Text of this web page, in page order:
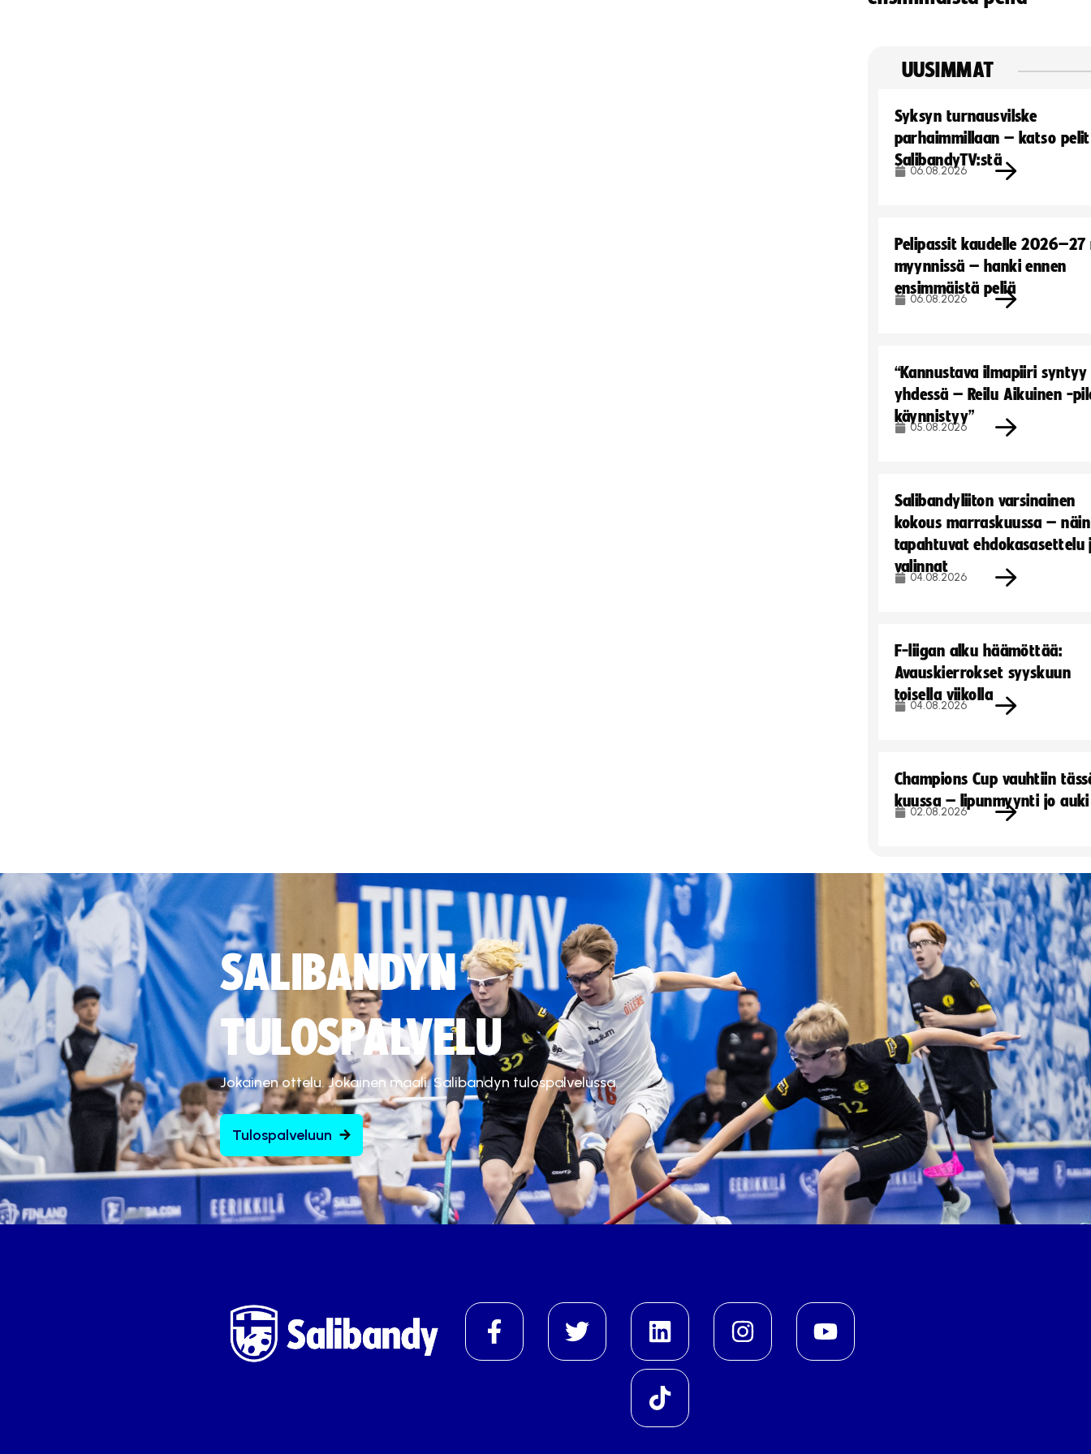
UUSIMMAT
Syksyn turnausvilske
parhaimmillaan – katso pelit
SalibandyTV:stä
06.08.2026
Pelipassit kaudelle
myynnissä – hanki ennen
ensimmäistä peliä
06.08.2026
“Kannustava ilmapiiri syntyy
yhdessä – Reilu Aikuinen -
käynnistyy”
05.08.2026
Salibandyliiton varsinainen
kokous marraskuussa – näin
tapahtuvat ehdokasasettelu
valinnat
04.08.2026
F-liigan alku häämöttää:
Avauskierrokset syyskuun
toisella viikolla
04.08.2026
Champions Cup vauhtiin
kuussa – lipunmyynti jo auki
02.08.2026
SALIBANDYN
TULOSPALVELU
Jokainen ottelu. Jokainen maali. Salibandyn tulospalvelussa.
Tulospalveluun